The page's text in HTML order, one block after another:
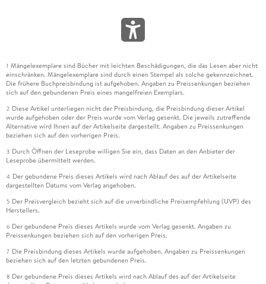
1 Mängelexemplare sind Bücher mit leichten Beschädigungen, die das Lesen aber nicht
einschränken. Mängelexemplare sind durch einen Stempel als solche gekennzeichnet.
Die frühere Buchpreisbindung ist aufgehoben. Angaben zu Preissenkungen beziehen
sich auf den gebundenen Preis eines mangelfreien Exemplars.
2 Diese Artikel unterliegen nicht der Preisbindung, die Preisbindung dieser Artikel
wurde aufgehoben oder der Preis wurde vom Verlag gesenkt. Die jeweils zutreffende
Alternative wird Ihnen auf der Artikelseite dargestellt. Angaben zu Preissenkungen
beziehen sich auf den vorherigen Preis.
3 Durch Öffnen der Leseprobe willigen Sie ein, dass Daten an den Anbieter der
Leseprobe übermittelt werden.
4 Der gebundene Preis dieses Artikels wird nach Ablauf des auf der Artikelseite
dargestellten Datums vom Verlag angehoben.
5 Der Preisvergleich bezieht sich auf die unverbindliche Preisempfehlung (UVP) des
Herstellers.
6 Der gebundene Preis dieses Artikels wurde vom Verlag gesenkt. Angaben zu
Preissenkungen beziehen sich auf den vorherigen Preis.
7 Die Preisbindung dieses Artikels wurde aufgehoben. Angaben zu Preissenkungen
beziehen sich auf den letzten gebundenen Preis.
8 Der gebundene Preis dieses Artikels wird nach Ablauf des auf der Artikelseite